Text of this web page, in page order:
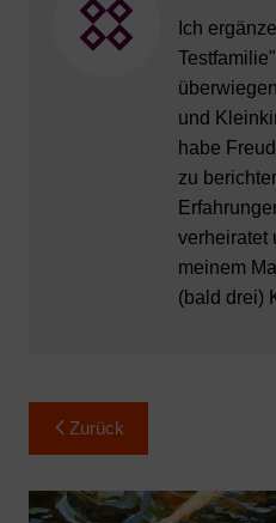
Ich
und
habe
zu
verheiratet
meinem
(bald drei)
Beitragsnavigation
Zurück